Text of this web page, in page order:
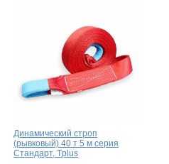
Динамический строп
(рывковый) 40 т 5 м серия
Стандарт, Tplus